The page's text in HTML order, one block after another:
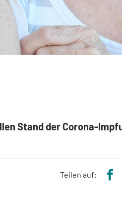
Stand der Corona-
Teilen auf: